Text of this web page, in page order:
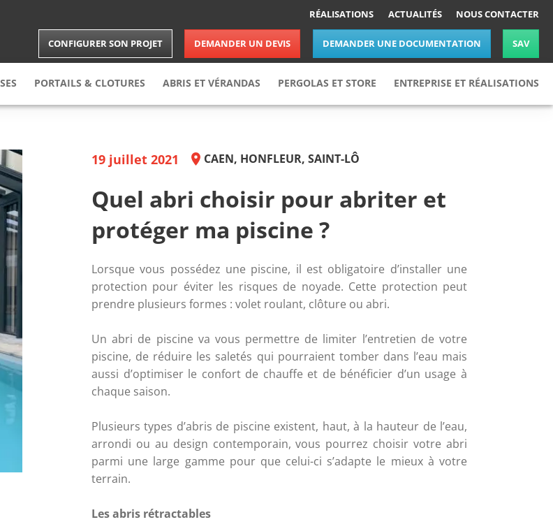
RÉALISATIONS ACTUALITÉS NOUS CONTACTER
CONFIGURER SON PROJET DEMANDER UN DEVIS DEMANDER UNE DOCUMENTATION SAV
PORTAILS & CLOTURES ABRIS ET VÉRANDAS
Vérandas
PERGOLAS ET STORE ENTREPRISE ET RÉALISATIONS
Nous contacter
19 juillet 2021 CAEN, HONFLEUR, SAINT-LÔ
Quel abri choisir pour abriter et
protéger ma piscine ?
Lorsque vous possédez une piscine, il est obligatoire d’installer une
protection pour éviter les risques de noyade. Cette protection peut
prendre plusieurs formes : volet roulant, clôture ou abri.
Un abri de piscine va vous permettre de limiter l’entretien de votre
piscine, de réduire les saletés qui pourraient tomber dans l’eau mais
aussi d’optimiser le confort de chauffe et de bénéficier d’un usage à
chaque saison.
Plusieurs types d’abris de piscine existent, haut, à la hauteur de l’eau,
arrondi ou au design contemporain, vous pourrez choisir votre abri
parmi une large gamme pour que celui-ci s’adapte le mieux à votre
terrain.
Les abris rétractables